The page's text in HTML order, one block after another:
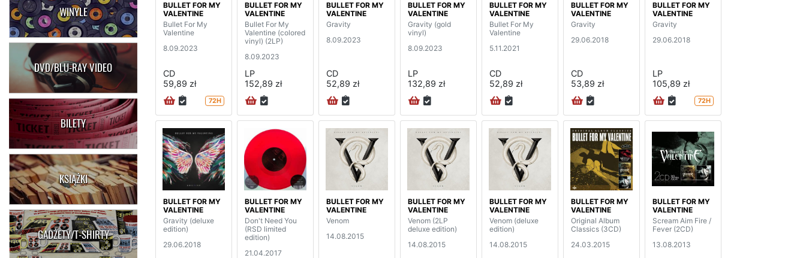
WINYLE
DVD/BLU-RAY VIDEO
BILETY
KSIĄŻKI
GADŻETY/T-SHIRTY
BULLET FOR MY
VALENTINE
Bullet For My
Valentine
8.09.2023
CD
59,89 zł
72H
BULLET FOR MY
VALENTINE
Bullet For My
Valentine (colored
vinyl) (2LP)
8.09.2023
LP
152,89 zł
BULLET FOR MY
VALENTINE
Gravity
8.09.2023
CD
52,89 zł
BULLET FOR MY
VALENTINE
Gravity (gold
vinyl)
8.09.2023
LP
132,89 zł
BULLET FOR MY
VALENTINE
Bullet For My
Valentine
5.11.2021
CD
52,89 zł
BULLET FOR MY
VALENTINE
Gravity
29.06.2018
CD
53,89 zł
BULLET FOR MY
VALENTINE
Gravity
29.06.2018
LP
105,89 zł
72H
BULLET FOR MY
VALENTINE
Gravity (deluxe
edition)
29.06.2018
BULLET FOR MY
VALENTINE
Don't Need You
(RSD limited
edition)
21.04.2017
BULLET FOR MY
VALENTINE
Venom
14.08.2015
BULLET FOR MY
VALENTINE
Venom (2LP
deluxe edition)
14.08.2015
BULLET FOR MY
VALENTINE
Venom (deluxe
edition)
14.08.2015
BULLET FOR MY
VALENTINE
Original Album
Classics (3CD)
24.03.2015
BULLET FOR MY
VALENTINE
Scream Aim Fire /
Fever (2CD)
13.08.2013